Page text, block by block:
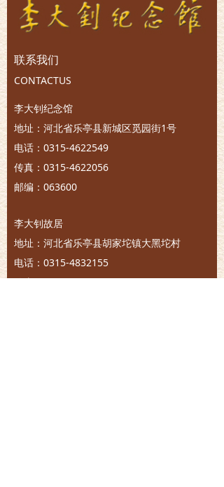
联系我们
CONTACTUS
李大钊纪念馆
地址：河北省乐亭县新城区觅园街1号
电话：0315-4622549
传真：0315-4622056
邮编：063600
李大钊故居
地址：河北省乐亭县胡家坨镇大黑坨村
电话：0315-4832155
传真：0315-4832155